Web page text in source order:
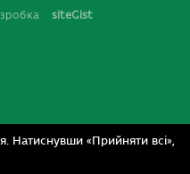
Натиснувши «Прийняти всі»,
siteGist